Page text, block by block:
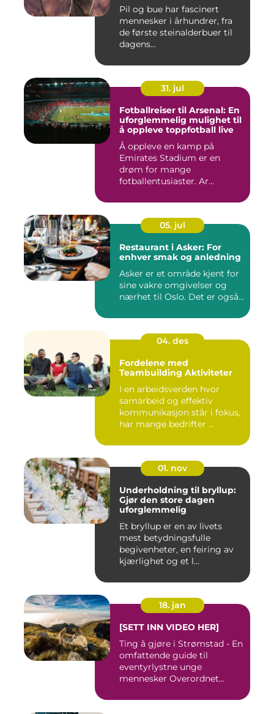
Pil og bue har fascinert
mennesker i århundrer, fra
de første steinalderbuer til
dagens...
31. jul
Fotballreiser til Arsenal: En
uforglemmelig mulighet til
å oppleve toppfotball live
Å oppleve en kamp på
Emirates Stadium er en
drøm for mange
fotballentusiaster. Ar...
05. jul
Restaurant i Asker: For
enhver smak og anledning
Asker er et område kjent for
sine vakre omgivelser og
nærhet til Oslo. Det er også...
04. des
Fordelene med
Teambuilding Aktiviteter
I en arbeidsverden hvor
samarbeid og effektiv
kommunikasjon står i fokus,
har mange bedrifter ...
01. nov
Underholdning til bryllup:
Gjør den store dagen
uforglemmelig
Et bryllup er en av livets
mest betydningsfulle
begivenheter, en feiring av
kjærlighet og et l...
18. jan
[SETT INN VIDEO HER]
Ting å gjøre i Strømstad - En
omfattende guide til
eventyrlystne unge
mennesker Overordnet